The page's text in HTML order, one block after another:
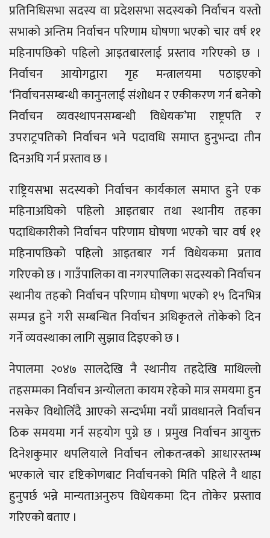
प्रतिनिधिसभा सदस्य वा प्रदेशसभा सदस्यको निर्वाचन यस्तो
सभाको अन्तिम निर्वाचन परिणाम घोषणा भएको चार वर्ष ११
महिनापछिको पहिलो आइतबारलाई प्रस्ताव गरिएको छ ।
निर्वाचन आयोगद्वारा गृह मन्त्रालयमा पठाइएको
‘निर्वाचनसम्बन्धी कानुनलाई संशोधन र एकीकरण गर्न बनेको
निर्वाचन व्यवस्थापनसम्बन्धी विधेयक’मा राष्ट्रपति र
उपराट्रपतिको निर्वाचन भने पदावधि समाप्त हुनुभन्दा तीन
दिनअघि गर्न प्रस्ताव छ ।
राष्ट्रियसभा सदस्यको निर्वाचन कार्यकाल समाप्त हुने एक
महिनाअघिको पहिलो आइतबार तथा स्थानीय तहका
पदाधिकारीको निर्वाचन परिणाम घोषणा भएको चार वर्ष ११
महिनापछिको पहिलो आइतबार गर्न विधेयकमा प्रताव
गरिएको छ । गाउँपालिका वा नगरपालिका सदस्यको निर्वाचन
स्थानीय तहको निर्वाचन परिणाम घोषणा भएको १५ दिनभित्र
सम्पन्न हुने गरी सम्बन्धित निर्वाचन अधिकृतले तोकेको दिन
गर्ने व्यवस्थाका लागि सुझाव दिइएको छ ।
नेपालमा २०४७ सालदेखि नै स्थानीय तहदेखि माथिल्लो
तहसम्मका निर्वाचन अन्योलता कायम रहेको मात्र समयमा हुन
नसकेर विथोलिँदै आएको सन्दर्भमा नयाँ प्रावधानले निर्वाचन
ठिक समयमा गर्न सहयोग पुग्ने छ । प्रमुख निर्वाचन आयुक्त
दिनेशकुमार थपलियाले निर्वाचन लोकतन्त्रको आधारस्तम्भ
भएकाले चार दृष्टिकोणबाट निर्वाचनको मिति पहिले नै थाहा
हुनुपर्छ भन्ने मान्यताअनुरुप विधेयकमा दिन तोकेर प्रस्ताव
गरिएको बताए ।